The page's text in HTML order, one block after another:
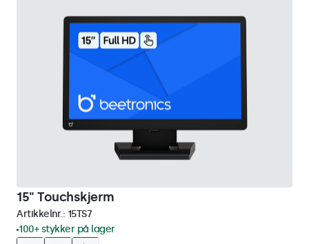
15" Touchskjerm
Artikkelnr.: 15TS7
100+ stykker på lager